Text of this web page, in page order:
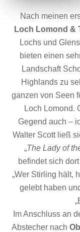
Nach meinen
Loch Lomond &
Lochs und
bieten einen
Landschaft
Highlands zu
ganzen von Seen
Loch Lomond.
Gegend auch –
Walter Scott ließ
„The Lady of
befindet sich
„Wer Stirling hält,
gelebt haben
Im Anschluss an
Abstecher nach